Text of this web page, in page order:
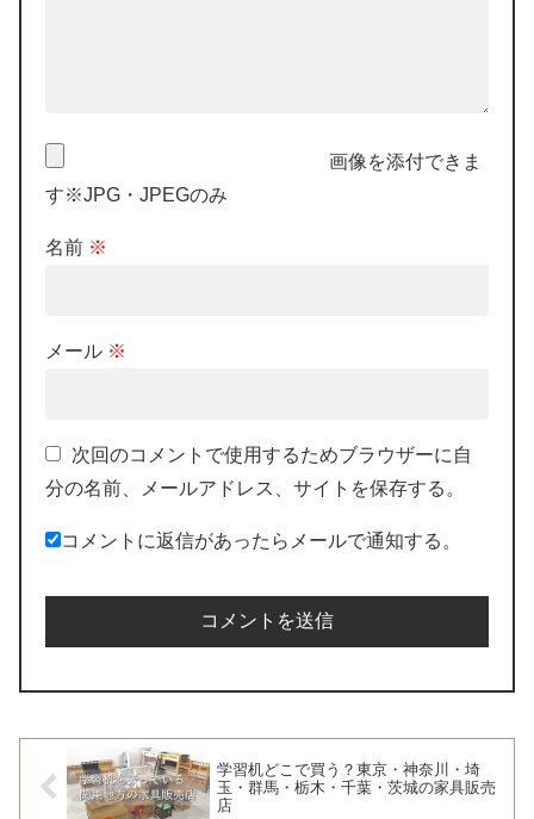
画像を添付できま
す※JPG・JPEGのみ
名前 ※
メール ※
次回のコメントで使用するためブラウザーに自
分の名前、メールアドレス、サイトを保存する。
コメントに返信があったらメールで通知する。
学習机どこで買う？東京・神奈川・埼
玉・群馬・栃木・千葉・茨城の家具販売
店